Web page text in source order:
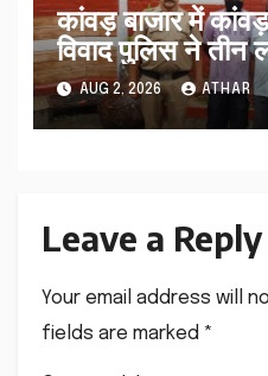
कांवड़ बाजार में
विवाद पुलिस ने तीन
लिया…
AUG 2, 2026 ATHAR
Leave a Reply
Your email address will
fields are marked *